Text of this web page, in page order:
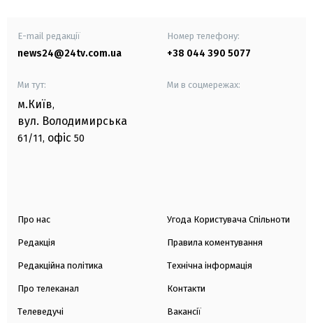
E-mail редакції
news24@24tv.com.ua
Номер телефону:
+38 044 390 5077
Ми тут:
м.Київ,
вул. Володимирська
61/11, офіс 50
Ми в соцмережах:
Про нас
Редакція
Редакційна політика
Про телеканал
Телеведучі
Угода Користувача Спільноти
Правила коментування
Технічна інформація
Контакти
Вакансії